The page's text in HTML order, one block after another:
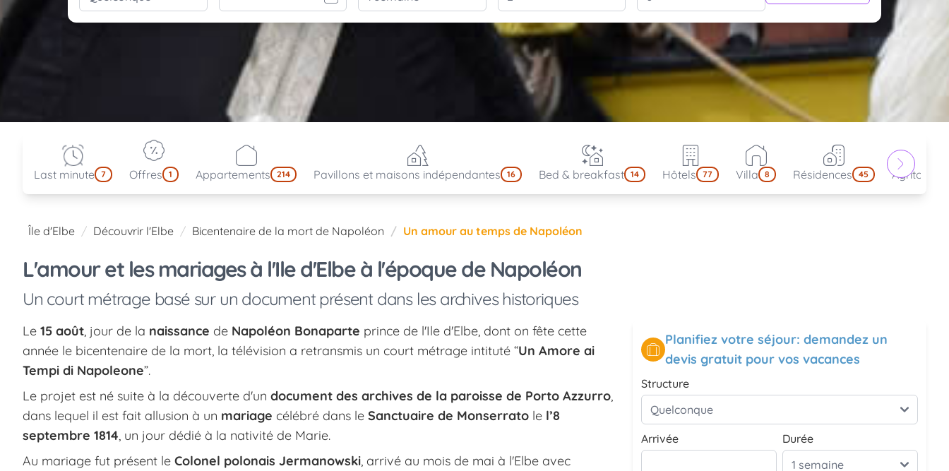
Last minute 7 Offres 1 Appartements 214 Pavillons et maisons indépendantes 16 Bed & breakfast 14 Hôtels 77 Villa 8 Résidences 45
Île d'Elbe Découvrir l'Elbe Bicentenaire de la mort de Napoléon Un amour au temps de Napoléon
L'amour et les mariages à l'Ile d'Elbe à l'époque de Napoléon
Un court métrage basé sur un document présent dans les archives historiques
Le 15 août, jour de la naissance de Napoléon Bonaparte prince de l'Ile d'Elbe, dont on fête cette
année le bicentenaire de la mort, la télévision a retransmis un court métrage intituté “Un Amore ai
Tempi di Napoleone”.
Le projet est né suite à la découverte d'un document des archives de la paroisse de Porto Azzurro,
dans lequel il est fait allusion à un mariage célébré dans le Sanctuaire de Monserrato le l’8
septembre 1814, un jour dédié à la nativité de Marie.
Au mariage fut présent le Colonel polonais Jermanowski, arrivé au mois de mai à l'Elbe avec
Planifiez votre séjour: demandez un
devis gratuit pour vos vacances
Structure
Arrivée Durée